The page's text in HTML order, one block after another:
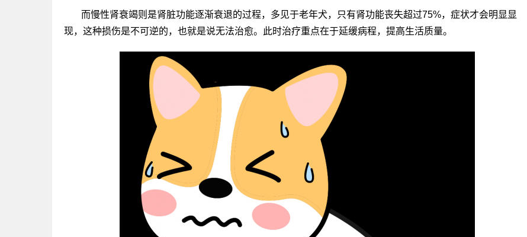
而慢性肾衰竭则是肾脏功能逐渐衰退的过程，多见于老年犬，只有肾功能丧失超过75%，症状才会明显显
现，这种损伤是不可逆的，也就是说无法治愈。此时治疗重点在于延缓病程，提高生活质量。